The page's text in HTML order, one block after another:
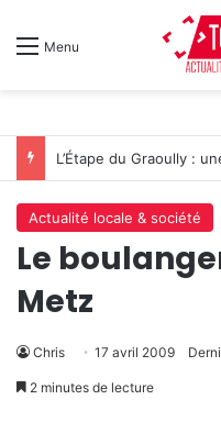
Menu
Actualité locale & société
Le
Metz
Chris 17 avril 2009
2 minutes de lecture